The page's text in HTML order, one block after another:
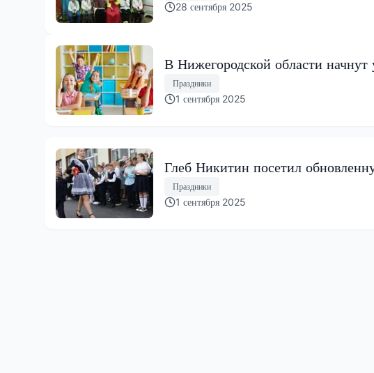
28 сентября 2025
В Нижегородской области
Праздники
1 сентября 2025
Глеб Никитин посетил
Праздники
1 сентября 2025